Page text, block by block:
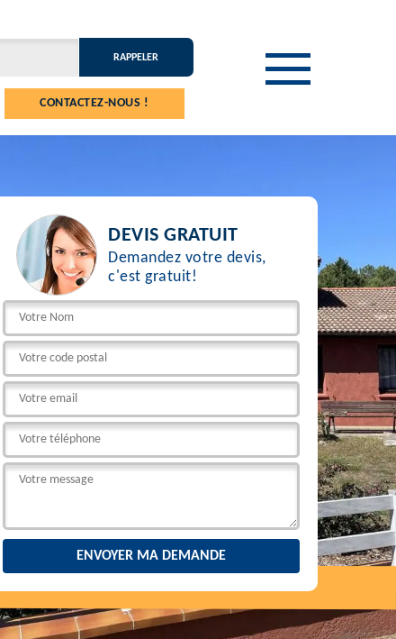
CONTACTEZ-NOUS !
DEVIS GRATUIT
Demandez votre devis,
c'est gratuit!